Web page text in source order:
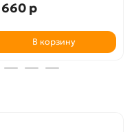
р
В корзину